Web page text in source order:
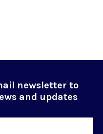
newsletter to
and updates